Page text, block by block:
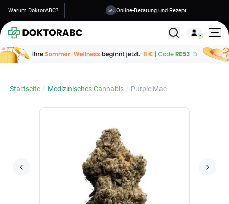
Warum DoktorABC? Online-Beratung und Rezept
Versand in 1-2 Tagen
Alle
Startseite Medizinisches Cannabis Purple Mac